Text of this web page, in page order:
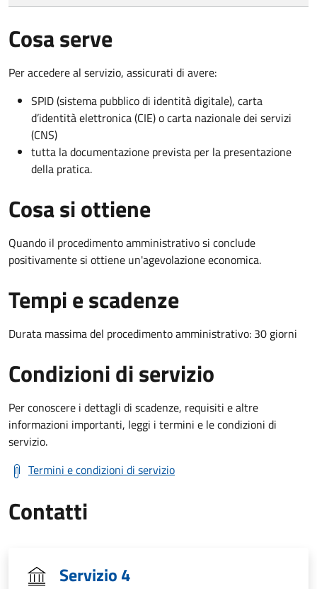
Cosa serve
Per accedere al servizio, assicurati di avere:
SPID (sistema pubblico di identità digitale), carta
d’identità elettronica (CIE) o carta nazionale dei servizi
(CNS)
tutta la documentazione prevista per la presentazione
della pratica.
Cosa si ottiene
Quando il procedimento amministrativo si conclude
positivamente si ottiene un'agevolazione economica.
Tempi e scadenze
Durata massima del procedimento amministrativo: 30 giorni
Condizioni di servizio
Per conoscere i dettagli di scadenze, requisiti e altre
informazioni importanti, leggi i termini e le condizioni di
servizio.
Termini e condizioni di servizio
Contatti
Servizio 4